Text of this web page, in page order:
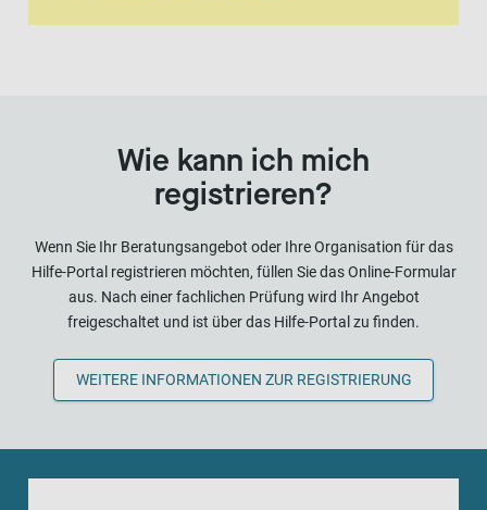
Wie kann ich mich
registrieren?
Wenn Sie Ihr Beratungsangebot oder Ihre Organisation für das
Hilfe-Portal registrieren möchten, füllen Sie das Online-Formular
aus. Nach einer fachlichen Prüfung wird Ihr Angebot
freigeschaltet und ist über das Hilfe-Portal zu finden.
WEITERE INFORMATIONEN ZUR REGISTRIERUNG